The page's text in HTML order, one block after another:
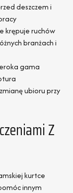
deszczem i
krępuje ruchów
branżach i
gama
ubioru przy
Z
kurtce
innym